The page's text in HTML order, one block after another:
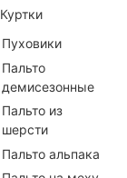
Куртки
Пуховики
Пальто
демисезонные
Пальто из
шерсти
Пальто альпака